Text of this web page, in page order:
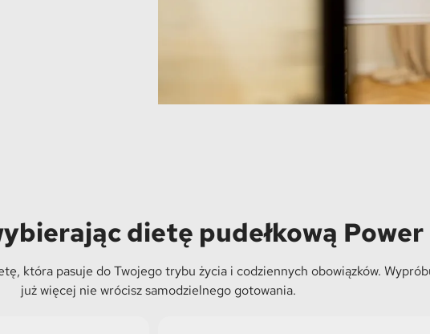
dietę pudełkową Power
która pasuje do Twojego trybu życia i codziennych obowiązków.
już więcej nie wrócisz samodzielnego gotowania.